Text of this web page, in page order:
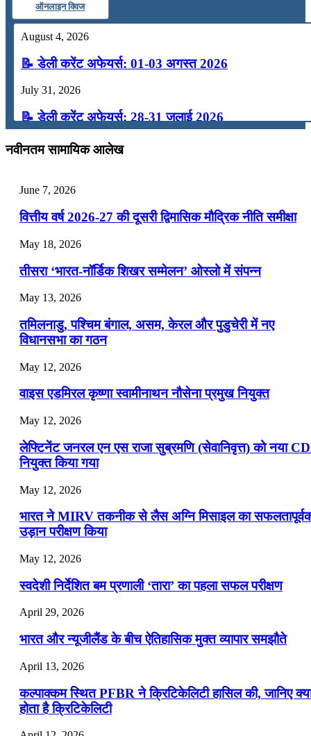
ऑनलाइन क्विज
August 4, 2026
📝 डेली करेंट अफेयर्स: 01-03 अगस्त 2026
July 31, 2026
📝 डेली करेंट अफेयर्स: 28-31 जुलाई 2026
July 28, 2026
July 25, 2026
📝 डेली करेंट अफेयर्स: 22-24 जुलाई 2026
July 22, 2026
📝 डेली करेंट अफेयर्स: 19-21 जुलाई 2026
July 19, 2026
📝 डेली करेंट अफेयर्स: 16-18 जुलाई 2026
📝 डेली करेंट अफेयर्स: 13-15 जुलाई 2026
नवीनतम सामायिक आलेख
June 7, 2026
वित्तीय वर्ष 2026-27 की दूसरी द्विमासिक मौद्रिक नीति समीक्षा
May 18, 2026
तीसरा ‘भारत-नॉर्डिक शिखर सम्मेलन’ ओस्लो में संपन्न
May 13, 2026
तमिलनाडु, पश्चिम बंगाल, असम, केरल और पुडुचेरी में नए
विधानसभा का गठन
May 12, 2026
वाइस एडमिरल कृष्णा स्वामीनाथन नौसेना प्रमुख नियुक्त
May 12, 2026
लेफ्टिनेंट जनरल एन एस राजा सुब्रमणि (सेवानिवृत्त) को नया
नियुक्त किया गया
May 12, 2026
भारत ने MIRV तकनीक से लैस अग्नि मिसाइल का
उड़ान परीक्षण किया
May 12, 2026
स्वदेशी निर्देशित बम प्रणाली ‘तारा’ का पहला सफल परीक्षण
April 29, 2026
भारत और न्यूजीलैंड के बीच ऐतिहासिक मुक्त व्यापार समझौते
April 13, 2026
कल्पाक्कम स्थित PFBR ने क्रिटिकेलिटी हासिल की, जानिए
होता है क्रिटिकेलिटी